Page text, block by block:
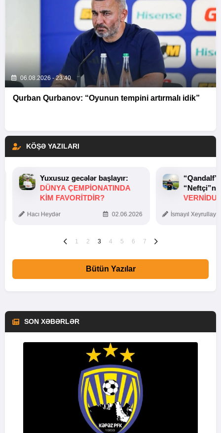
06.08.2026 - 23:40
Qurban Qurbanov: “Oyunun tempini artırmalı idik”
KÖŞƏ YAZILARI
Yuxusuz gecələr başlayır:
DÜNYA ÇEMPIONATINDA
KIM FAVORITDIR?
Hacı Heydər 02.06.2026 İsmayıl
1 2 3 4 5 6 7
Bütün Yazılar
SON XƏBƏRLƏR